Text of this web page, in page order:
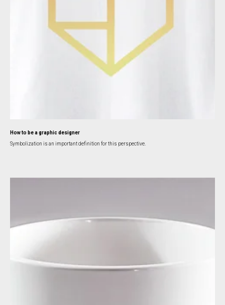
How to be a graphic designer
Symbolization is an important definition for this perspective.